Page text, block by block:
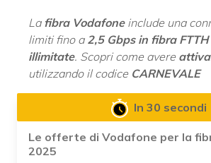
Lafibra Vodafoneinclude una
limiti fino a 2,5 Gbps in fibra FTTH
illimitate. Scopri come avere
utilizzando il codice CARNEVALE
In 30 secondi
Le offerte di Vodafone per la
2025